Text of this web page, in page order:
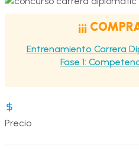
¡¡¡
Entrenamiento Carrera
Fase 1:
Precio